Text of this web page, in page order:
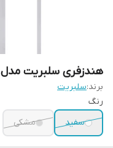
هندزفری سلبریت مدل G3
برند:سلبریت
رنگ
سفید
مشکی